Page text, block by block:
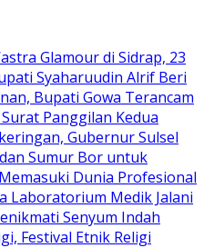
Glamour di Sidrap, 23
Syaharuudin Alrif Beri
Bupati Gowa Terancam
Panggilan Kedua
Gubernur Sulsel
Sumur Bor untuk
Dunia Profesional
Laboratorium Medik Jalani
Senyum Indah
Festival Etnik Religi